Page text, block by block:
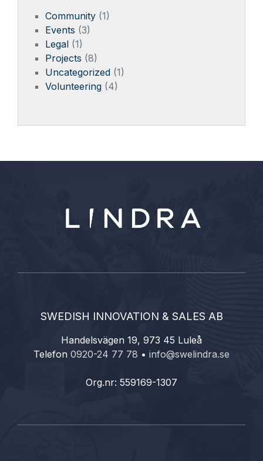
Community (1)
Events (3)
Legal (1)
Projects (8)
Uncategorized (1)
Volunteering (4)
SWEDISH INNOVATION & SALES AB
Handelsvägen 19, 973 45 Luleå
Telefon 0920-24 77 78 • info@swelindra.se
Org.nr: 559169-1307